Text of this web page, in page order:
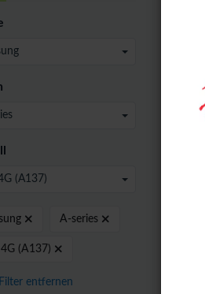
(A137)
A-series
(A137)
entfernen